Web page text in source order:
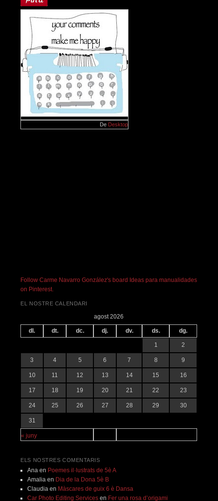
De Desktop
Follow Carme Navarro González's board Ideas para manualidades
on Pinterest.
EL NOSTRE CALENDARI
agost 2026
dl. dt. dc. dj. dv. ds. dg.
« juny
1 2
3 4 5 6 7 8 9
10 11 12 13 14 15 16
17 18 19 20 21 22 23
24 25 26 27 28 29 30
31
ELS NOSTRES COMENTARIS
Anaen Poemes il·lustrats de 5è A
Amaliaen Dia de la Dona 5è B
Claudiaen Màscares de guix 6 è Dansa
Car Photo Editing Servicesen Fer una rosa d’origami